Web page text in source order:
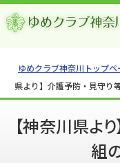
ゆめクラブ神奈川トップペ
県より】介護予防・見守り
【神奈川県よ
組